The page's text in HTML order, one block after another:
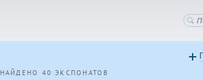
НАЙДЕНО 40 ЭКСПОНАТОВ